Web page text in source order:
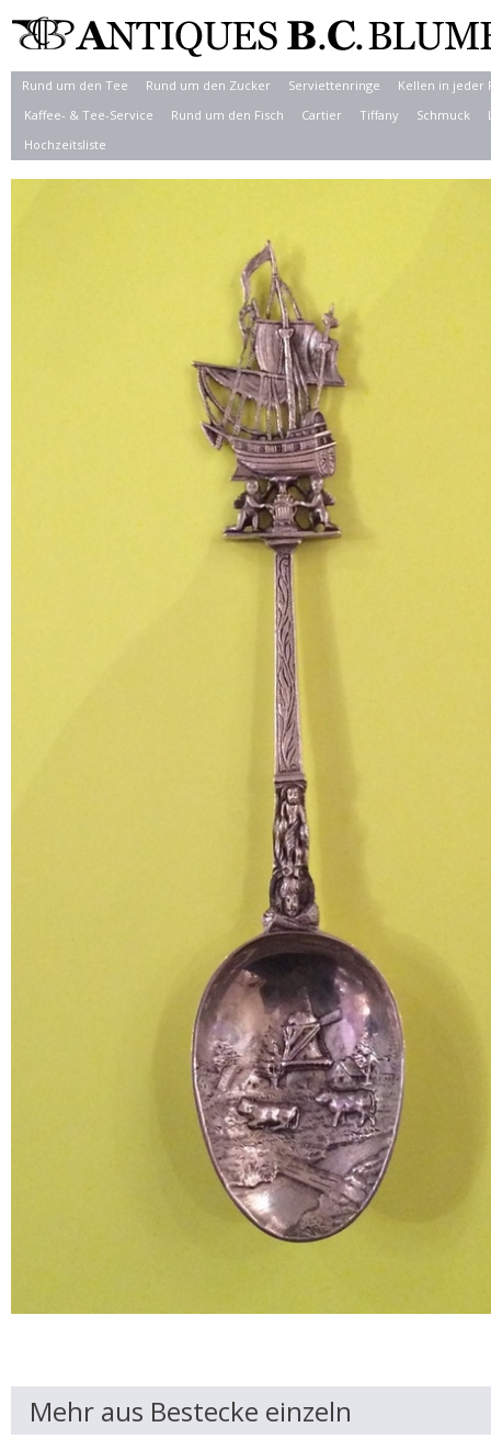
Rund um den Tee Rund um den Zucker Serviettenringe
Kellen in jeder
Kaffee- & Tee-Service
Rund um den Fisch Cartier Tiffany Schmuck
Hochzeitsliste
Mehr aus Bestecke einzeln